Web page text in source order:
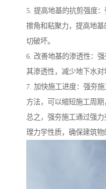
5. 提高地基的抗剪强度
擦角和粘聚力，提高地
切破坏。
6. 改善地基的渗透性：
其渗透性，减少地下水对
7. 加快施工进度：强夯
方法，可以缩短施工周期
总之，强夯施工通过强
理力学性质，确保建筑物